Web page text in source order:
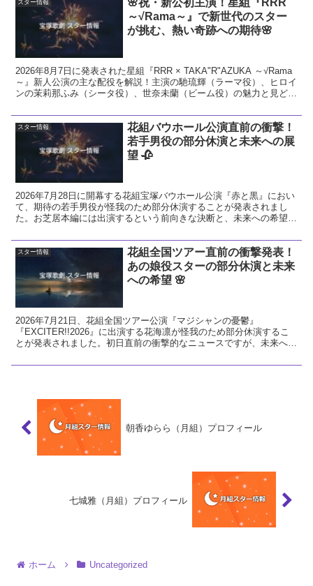
スター情報
～√Rama～』で新世代のスター
が挑む、熱い奇跡への期待🌸
2026年8月7日に発表された星組『RRR × TAKA"R"AZUKA ～√Rama
～』新人公演の主な配役を解説！主演の馳琉輝（ラーマ役）、ヒロイ
ンの茉莉那ふみ（シータ役）、世奈未蘭（ビーム役）の魅力と見どこ
スター情報
花組バウホール公演直前の衝撃！
若手男役の部分休演と未来への展
望 🥀
2026年7月28日に開幕する花組宝塚バウホール公演『赤と黒』におい
て、期待の若手男役が怪我のため部分休演することが発表されまし
た。お芝居本編には出演するという前向きな決断と、未来への希望に
スター情報
花組全国ツアー直前の衝撃発表！
あの娘役スターの部分休演と未来
への希望 🌸
2026年7月21日、花組全国ツアー公演『マジシャンの憂鬱』
『EXCITER!!2026』に出演する花海凛が怪我のため部分休演するこ
とが発表されました。初日直前の衝撃的なニュースですが、未来への
送ります。
朝香ゆらら（月組）プロフィール
七城雅（月組）プロフィール
ホーム Uncategorized